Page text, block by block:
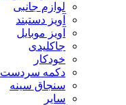
لوازم جانبی
آویز دستبند
آویز موبایل
جاکلیدی
خودکار
دکمه سردست
سنجاق سینه
سایر